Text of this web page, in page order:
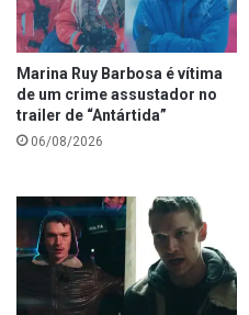
Marina Ruy Barbosa é vítima
de um crime assustador no
trailer de “Antártida”
06/08/2026